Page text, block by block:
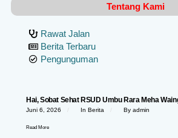
Tentang Kami
Rawat Jalan
Berita Terbaru
Pengunguman
Hai, Sobat Sehat RSUD Umbu Rara Meha
Juni 6, 2026 In Berita By admin
Read More